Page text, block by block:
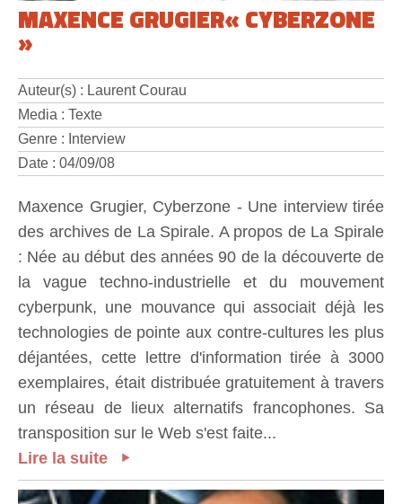
MAXENCE GRUGIER« CYBERZONE
»
Auteur(s) : Laurent Courau
Media : Texte
Genre : Interview
Date : 04/09/08
Maxence Grugier, Cyberzone - Une interview tirée
des archives de La Spirale. A propos de La Spirale
: Née au début des années 90 de la découverte de
la vague techno-industrielle et du mouvement
cyberpunk, une mouvance qui associait déjà les
technologies de pointe aux contre-cultures les plus
déjantées, cette lettre d'information tirée à 3000
exemplaires, était distribuée gratuitement à travers
un réseau de lieux alternatifs francophones. Sa
transposition sur le Web s'est faite...
Lire la suite